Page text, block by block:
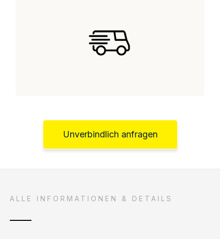
Unverbindlich anfragen
ALLE INFORMATIONEN & DETAILS